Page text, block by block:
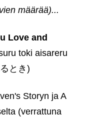
määrää)...
Love and
toki aisareru
とき)
Storyn ja A
(verrattuna